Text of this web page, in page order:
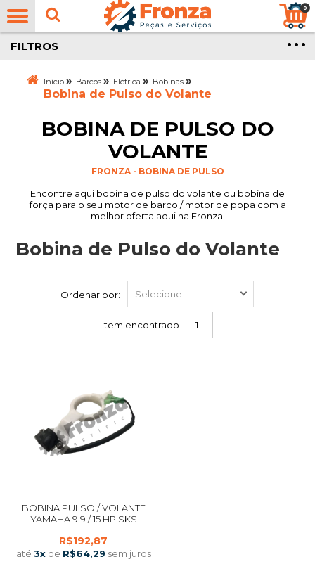
0
Início » Barcos » Elétrica » Bobinas »
Bobina de Pulso do Volante
FILTROS
BOBINA DE PULSO DO
VOLANTE
FRONZA - BOBINA DE PULSO
Encontre aqui bobina de pulso do volante ou bobina de
força para o seu motor de barco / motor de popa com a
melhor oferta aqui na Fronza.
Bobina de Pulso do Volante
Ordenar por:
Item encontrado 1
BOBINA PULSO / VOLANTE
YAMAHA 9.9 / 15 HP SKS
R$192,87
até 3xde R$64,29 sem juros